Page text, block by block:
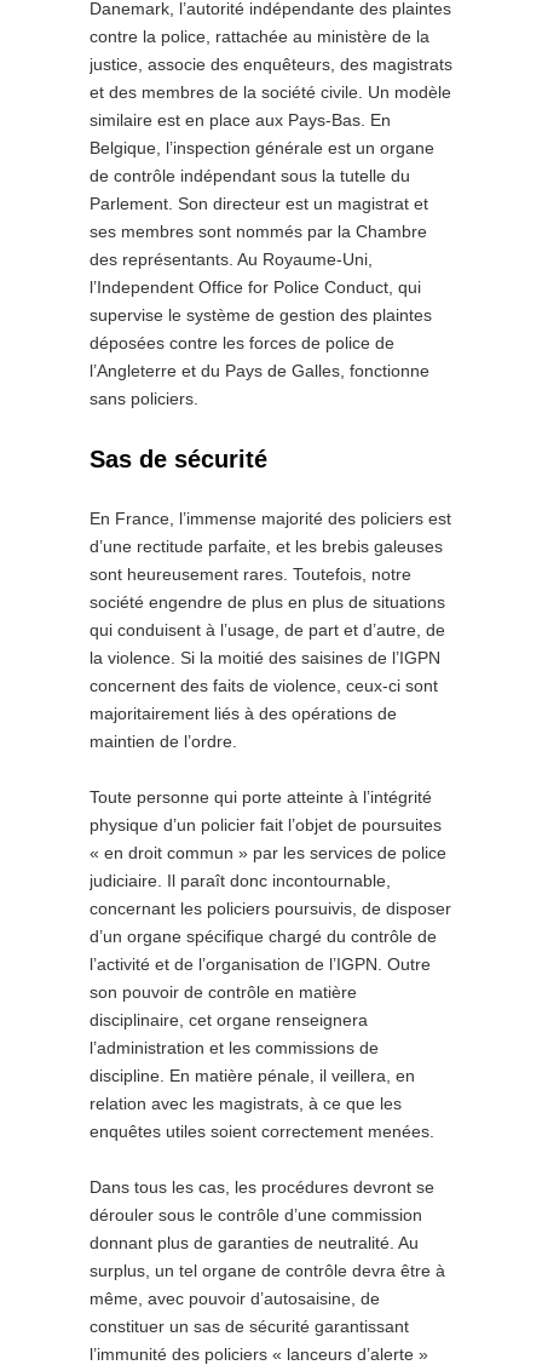
Danemark, l’autorité indépendante des plaintes
contre la police, rattachée au ministère de la
justice, associe des enquêteurs, des magistrats
et des membres de la société civile. Un modèle
similaire est en place aux Pays-Bas. En
Belgique, l’inspection générale est un organe
de contrôle indépendant sous la tutelle du
Parlement. Son directeur est un magistrat et
ses membres sont nommés par la Chambre
des représentants. Au Royaume-Uni,
l’Independent Office for Police Conduct, qui
supervise le système de gestion des plaintes
déposées contre les forces de police de
l’Angleterre et du Pays de Galles, fonctionne
sans policiers.
Sas de sécurité
En France, l’immense majorité des policiers est
d’une rectitude parfaite, et les brebis galeuses
sont heureusement rares. Toutefois, notre
société engendre de plus en plus de situations
qui conduisent à l’usage, de part et d’autre, de
la violence. Si la moitié des saisines de l’IGPN
concernent des faits de violence, ceux-ci sont
majoritairement liés à des opérations de
maintien de l’ordre.
Toute personne qui porte atteinte à l’intégrité
physique d’un policier fait l’objet de poursuites
« en droit commun » par les services de police
judiciaire. Il paraît donc incontournable,
concernant les policiers poursuivis, de disposer
d’un organe spécifique chargé du contrôle de
l’activité et de l’organisation de l’IGPN. Outre
son pouvoir de contrôle en matière
disciplinaire, cet organe renseignera
l’administration et les commissions de
discipline. En matière pénale, il veillera, en
relation avec les magistrats, à ce que les
enquêtes utiles soient correctement menées.
Dans tous les cas, les procédures devront se
dérouler sous le contrôle d’une commission
donnant plus de garanties de neutralité. Au
surplus, un tel organe de contrôle devra être à
même, avec pouvoir d’autosaisine, de
constituer un sas de sécurité garantissant
l’immunité des policiers « lanceurs d’alerte »